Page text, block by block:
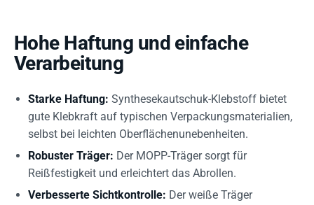
Hohe Haftung und einfache
Verarbeitung
Starke Haftung: Synthesekautschuk-Klebstoff bietet
gute Klebkraft auf typischen Verpackungsmaterialien,
selbst bei leichten Oberflächenunebenheiten.
Robuster Träger: Der MOPP-Träger sorgt für
Reißfestigkeit und erleichtert das Abrollen.
Verbesserte Sichtkontrolle: Der weiße Träger